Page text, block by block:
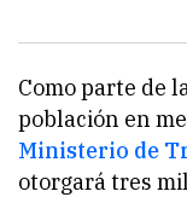
Como parte de
población en
Ministerio de
otorgará tres